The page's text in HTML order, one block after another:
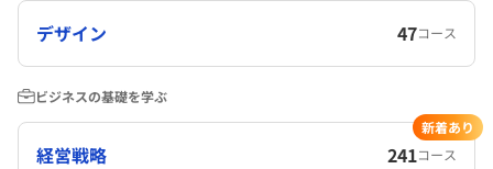
デザイン 47コース
ビジネスの基礎を学ぶ
経営戦略 241コース
新着あり